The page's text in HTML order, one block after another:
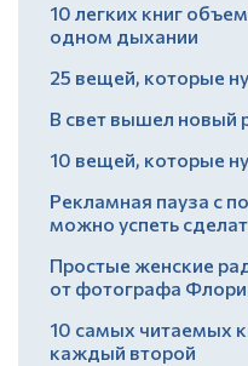
10 легких книг
одном дыхании
25 вещей, которые
В свет вышел новый
10 вещей, которые
Рекламная пауза с
можно успеть
Простые женские
от фотографа
10 самых читаемых
каждый второй